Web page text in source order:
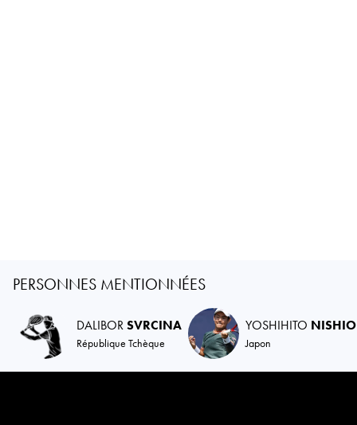
PERSONNES MENTIONNÉES
DALIBORSVRCINA
République Tchèque
YOSHIHITO
Japon